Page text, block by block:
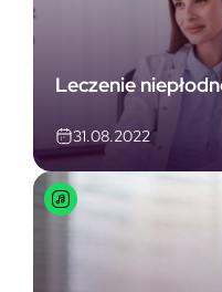
Leczenie
31.08.2022